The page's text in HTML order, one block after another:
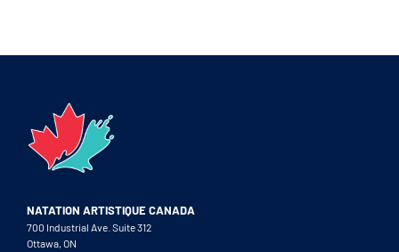
NATATION ARTISTIQUE CANADA
700 Industrial Ave. Suite 312
Ottawa, ON